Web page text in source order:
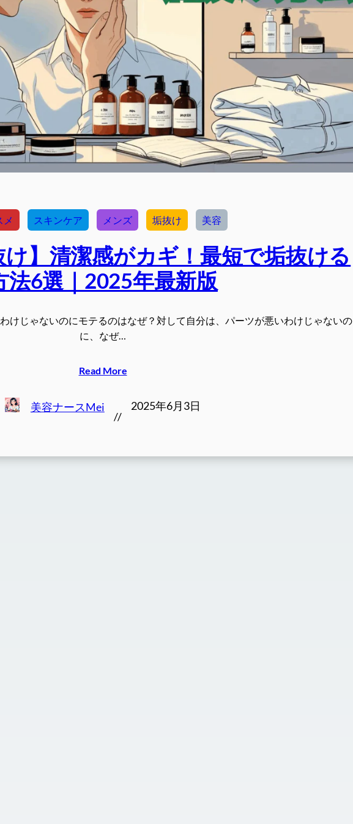
メ スキンケア メンズ 垢抜け 美容
け】清潔感がカギ！最短で垢抜ける
法6選｜2025年最新版
けじゃないのにモテるのはなぜ？対して自分は、パーツが悪いわけじゃないの
に、なぜ…
Read More
美容ナースMei
//
2025年6月3日